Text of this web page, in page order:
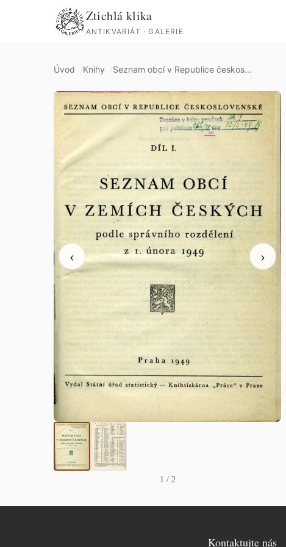
Ztichlá klika
ANTIKVARIÁT · GALERIE
Úvod Knihy Seznam obcí v Republice českos...
‹ ›
1 / 2
Kontaktujte nás